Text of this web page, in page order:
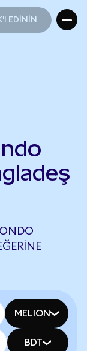
EDİNİN
MELION
BDT